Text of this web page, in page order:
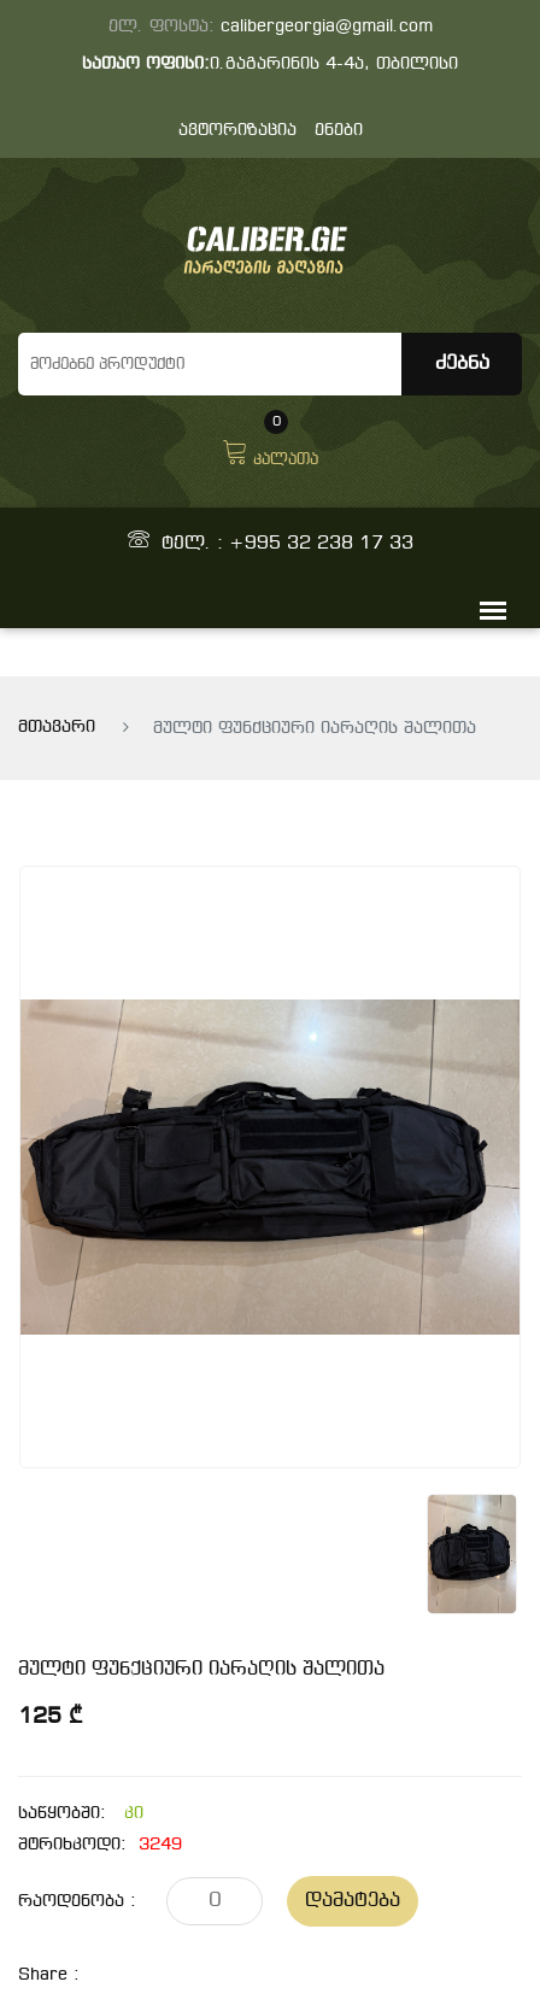
ელ. ფოსტა: calibergeorgia@gmail.com
სათაო ოფისი:ი.გაგარინის 4-4ა, თბილისი
ავტორიზაცია ენები
0
კალათა
ტელ. : +995 32 238 17 33
მთავარი მულტი ფუნქციური იარაღის შალითა
მულტი ფუნქციური იარაღის შალითა
125 ₾
საწყობში:
კი
შტრიხკოდი:
3249
Რაოდენობა : Დამატება
Share :